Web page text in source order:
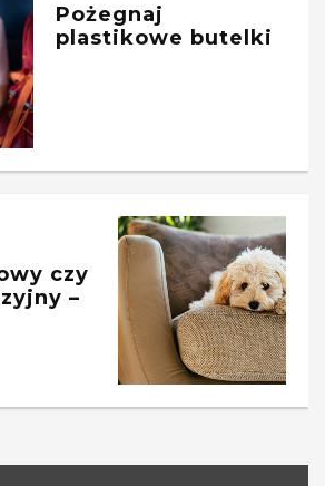
Pożegnaj
plastikowe butelki
czy
–